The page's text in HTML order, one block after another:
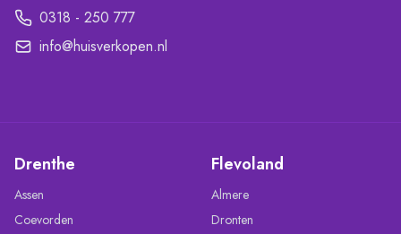
0318 - 250 777
info@huisverkopen.nl
Drenthe
Assen
Coevorden
Flevoland
Almere
Dronten